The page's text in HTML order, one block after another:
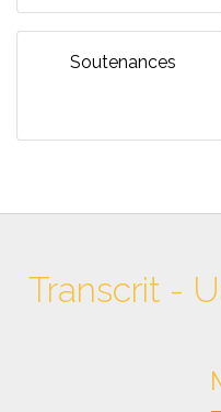
Soutenances
Transcrit -